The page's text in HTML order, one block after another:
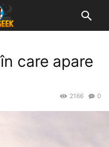
care apare
0
2166